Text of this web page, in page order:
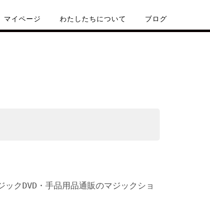
マイページ わたしたちについて ブログ
クDVD・手品用品通販のマジックショ